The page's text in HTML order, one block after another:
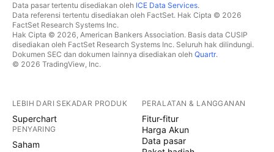
Data pasar tertentu disediakan oleh ICE Data Services.
Data referensi tertentu disediakan oleh FactSet. Hak Cipta © 2026
FactSet Research Systems Inc.
Hak Cipta © 2026, American Bankers Association. Basis data CUSIP
disediakan oleh FactSet Research Systems Inc. Seluruh hak dilindungi.
Dokumen SEC dan dokumen lainnya disediakan oleh Quartr.
© 2026 TradingView, Inc.
LEBIH DARI SEKADAR PRODUK
Superchart
PENYARING
Saham
PERALATAN & LANGGANAN
Fitur-fitur
Harga Akun
Data pasar